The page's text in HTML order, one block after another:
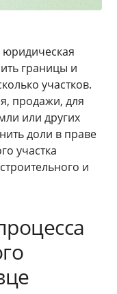
юридическая
границы и
участков.
продажи, для
или других
доли в праве
участка
и